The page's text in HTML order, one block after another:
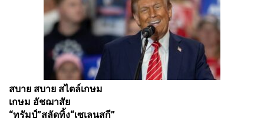
สบาย สบาย สไตล์เกษม
เกษม อัชฌาสัย
“ทรัมป์”สลัดทิ้ง“เซเลนสกี”